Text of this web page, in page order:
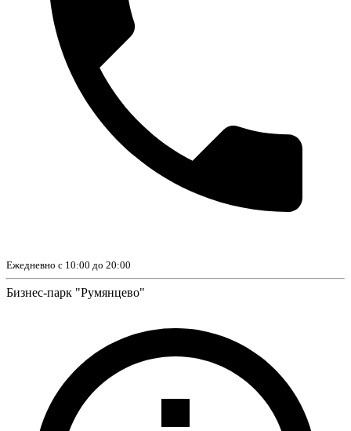
Ежедневно с 10:00 до 20:00
Бизнес-парк "Румянцево"